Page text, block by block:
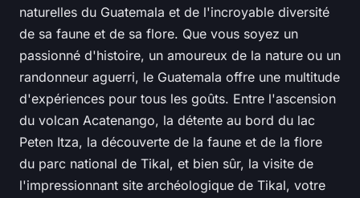
naturelles du Guatemala et de l'incroyable diversité
de sa faune et de sa flore. Que vous soyez un
passionné d'histoire, un amoureux de la nature ou un
randonneur aguerri, le Guatemala offre une multitude
d'expériences pour tous les goûts. Entre l'ascension
du volcan Acatenango, la détente au bord du lac
Peten Itza, la découverte de la faune et de la flore
du parc national de Tikal, et bien sûr, la visite de
l'impressionnant site archéologique de Tikal, votre